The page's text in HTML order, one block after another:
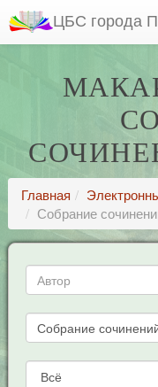
ЦБС города
Главная
Собрание